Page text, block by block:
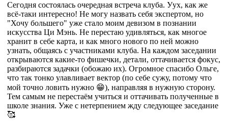
Сегодня состоялась очередная встреча клуба. Уух, как же
всё-таки интересно! Не могу назвать себя экспертом, но
"Хочу большего" уже стало моим девизом в познании
искусства Ци Мэнь. Не перестаю удивляться, как многое
хранит в себе карта, и как много нового по ней можно
узнать, общаясь с участниками клуба. На каждом заседании
открываются какие-то фишечки, детали, оттачивается фокус,
разбираются задачки (обожаю их). Огромное спасибо Ольге,
что так тонко улавливает вектор (по себе сужу, потому что
мой точно ловить нужно 😁), направляя в нужную сторону.
Тем самым не перестаём учиться и оттачивать полученные в
школе знания. Уже с нетерпением жду следующее заседание
🥰